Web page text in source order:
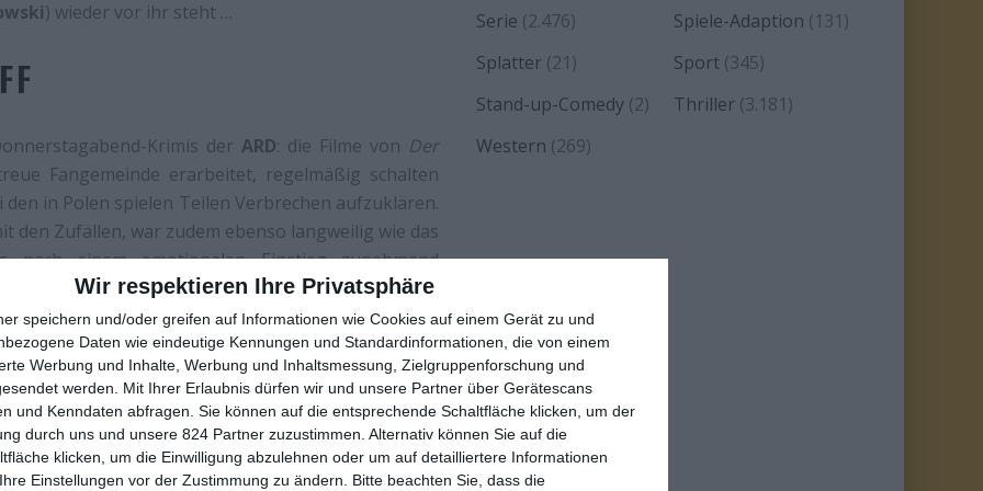
Wir respektieren Ihre Privatsphäre
speichern und/oder greifen auf Informationen wie Cookies auf einem Gerät zu und
Daten wie eindeutige Kennungen und Standardinformationen, die von einem
Werbung und Inhalte, Werbung und Inhaltsmessung, Zielgruppenforschung und
werden.
Mit Ihrer Erlaubnis dürfen wir und unsere Partner über Gerätescans
und Kenndaten abfragen. Sie können auf die entsprechende Schaltfläche klicken, um der
durch uns und unsere 824 Partner zuzustimmen. Alternativ können Sie auf die
klicken, um die Einwilligung abzulehnen oder um auf detailliertere Informationen
Einstellungen vor der Zustimmung zu ändern.
Bitte beachten Sie, dass die
) wieder vor ihr steht …
Krimis derARD: die Filme von Der
Fangemeinde erarbeitet, regelmäßig schalten
in Polen spielen Teilen Verbrechen aufzuklären.
den Zufällen, war zudem ebenso langweilig wie das
nach einem emotionalen Einstieg zunehmend
um das Publikum vor die Fernseher zu locken.
es aber nicht, die Probleme wirklich anzugehen.
als die beiden Vorgänger.
vernachlässigt. Natürlich, da ist am Anfang
zum Rätseln bringt. Auch die Zuschauer und
Mord denn nun begangen hat und aus welchem
nicht sehr viele Alternativen, weshalb das
Serie (2.476) Spiele-Adaption (131)
Splatter (21) Sport(345)
Stand-up-Comedy (2) Thriller(3.181)
Western (269)